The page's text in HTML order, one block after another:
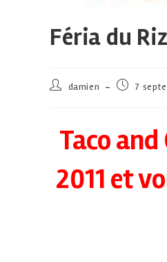
Féria du
damien 7
Taco
2011 et